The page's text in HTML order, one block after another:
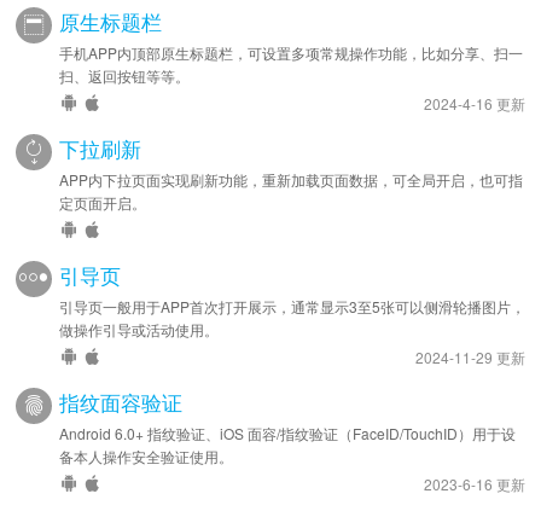
原生标题栏
手机APP内顶部原生标题栏，可设置多项常规操作功能，比如分享、扫一
扫、返回按钮等等。
2024-4-16 更新
下拉刷新
APP内下拉页面实现刷新功能，重新加载页面数据，可全局开启，也可指
定页面开启。
引导页
引导页一般用于APP首次打开展示，通常显示3至5张可以侧滑轮播图片，
做操作引导或活动使用。
2024-11-29 更新
指纹面容验证
Android 6.0+ 指纹验证、iOS 面容/指纹验证（FaceID/TouchID）用于设
备本人操作安全验证使用。
2023-6-16 更新